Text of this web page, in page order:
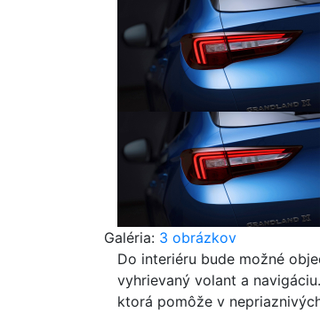
Galéria: 3 obrázkov
Do interiéru bude možné
vyhrievaný volant a
ktorá pomôže v